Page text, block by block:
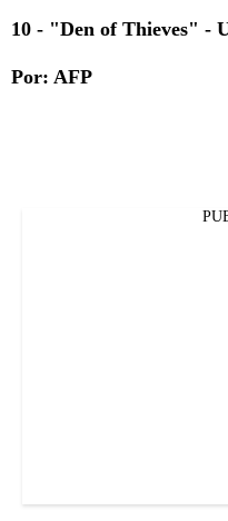
10 - "Den of Thieves" -
Por: AFP